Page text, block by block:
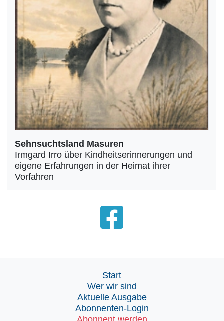
Sehnsuchtsland Masuren
Irmgard Irro über Kindheitserinnerungen und
eigene Erfahrungen in der Heimat ihrer
Vorfahren
Start
Wer wir sind
Aktuelle Ausgabe
Abonnenten-Login